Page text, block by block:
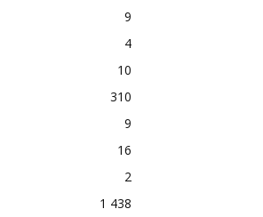
9
4
10
310
9
16
2
1 438